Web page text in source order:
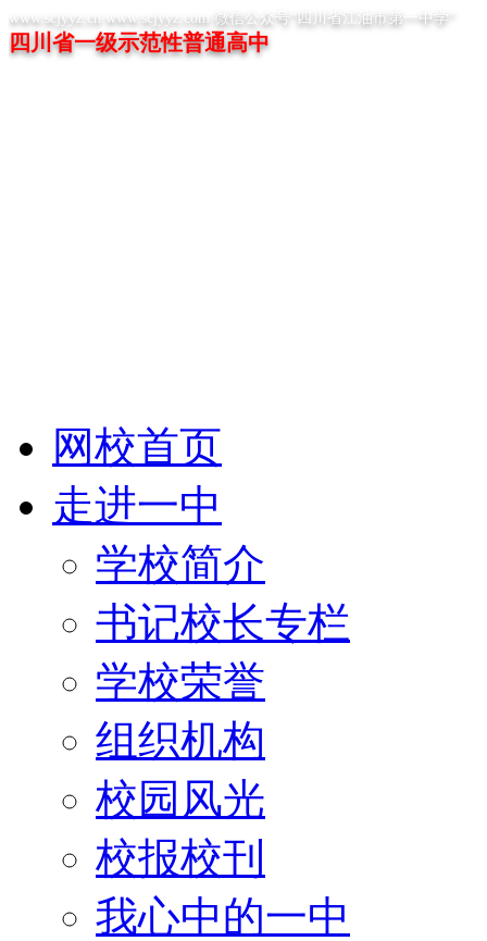
www.scjyyz.cn www.scjyyz.com 微信公众号“四川省江油市第一中学”
四川省一级示范性普通高中
网校首页
走进一中
学校简介
书记校长专栏
学校荣誉
组织机构
校园风光
校报校刊
我心中的一中